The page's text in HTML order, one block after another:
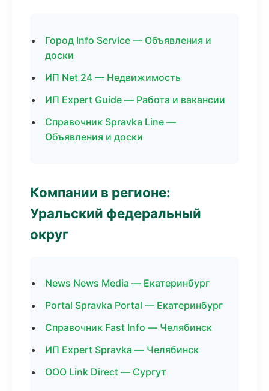
Город Info Service — Объявления и
доски
ИП Net 24 — Недвижимость
ИП Expert Guide — Работа и вакансии
Справочник Spravka Line —
Объявления и доски
Компании в регионе:
Уральский федеральный
округ
News News Media — Екатеринбург
Portal Spravka Portal — Екатеринбург
Справочник Fast Info — Челябинск
ИП Expert Spravka — Челябинск
ООО Link Direct — Сургут